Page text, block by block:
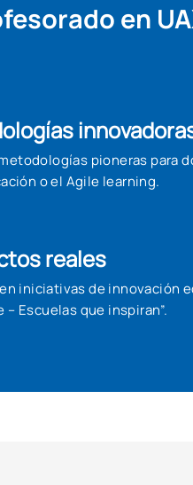
en
pioneras para
o el Agile learning.
reales
iniciativas de innovación
– Escuelas que inspiran”.